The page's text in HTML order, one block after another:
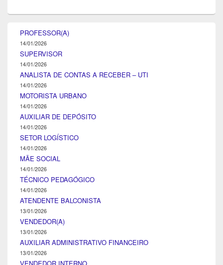
PROFESSOR(A)
14/01/2026
SUPERVISOR
14/01/2026
ANALISTA DE CONTAS A RECEBER – UTI
14/01/2026
MOTORISTA URBANO
14/01/2026
AUXILIAR DE DEPÓSITO
14/01/2026
SETOR LOGÍSTICO
14/01/2026
MÃE SOCIAL
14/01/2026
TÉCNICO PEDAGÓGICO
14/01/2026
ATENDENTE BALCONISTA
13/01/2026
VENDEDOR(A)
13/01/2026
AUXILIAR ADMINISTRATIVO FINANCEIRO
13/01/2026
VENDEDOR INTERNO